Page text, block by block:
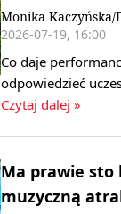
Monika Kaczyńska/
2026-07-19, 16:00
Co daje
odpowiedzieć
Czytaj dalej »
Ma prawie sto
muzyczną